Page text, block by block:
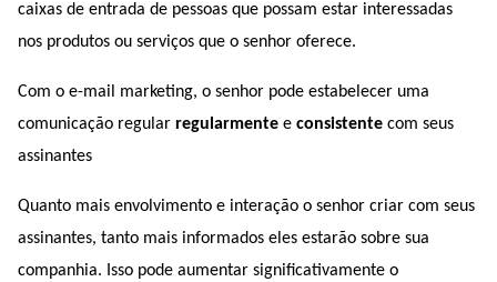
caixas de entrada de pessoas que possam estar interessadas
nos produtos ou serviços que o senhor oferece.
Com o e-mail marketing, o senhor pode estabelecer uma
comunicação regular regularmente e consistente com seus
assinantes
Quanto mais envolvimento e interação o senhor criar com seus
assinantes, tanto mais informados eles estarão sobre sua
companhia. Isso pode aumentar significativamente o